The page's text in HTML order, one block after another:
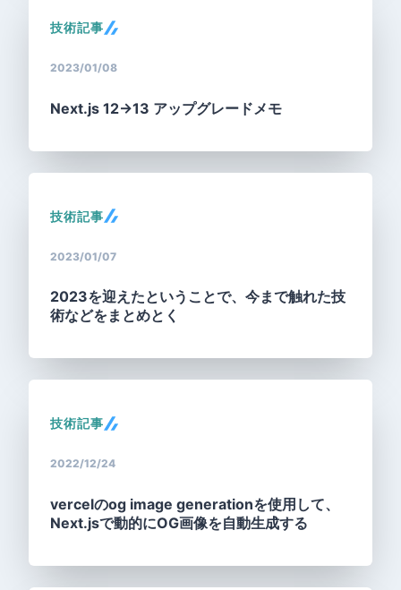
技術記事
2023/01/08
Next.js 12→13 アップグレードメモ
技術記事
2023/01/07
2023を迎えたということで、今まで触れた技
術などをまとめとく
技術記事
2022/12/24
vercelのog image generationを使用して、
Next.jsで動的にOG画像を自動生成する